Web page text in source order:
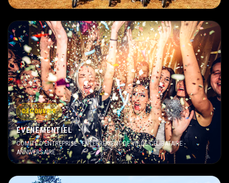
DÉCOUVRIR
ÉVÉNEMENTIEL
COMITÉ D'ENTREPRISE - ENTERREMENT DE VIE DE CÉLIBATAIRE -
ANNIVERSAIRE ...